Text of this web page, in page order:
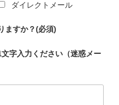
ダイレクトメール
ますか？(必須)
文字入力ください（迷惑メー